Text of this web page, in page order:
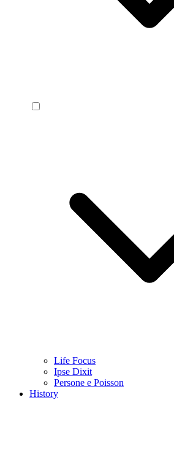
Life Focus
Ipse Dixit
Persone e Poisson
History